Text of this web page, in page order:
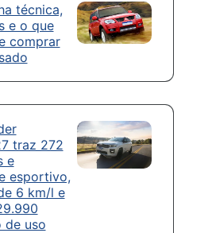
técnica,
e o que
comprar
traz 272
e
esportivo,
6 km/l e
de uso